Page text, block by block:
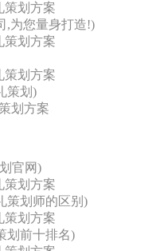
策划方案
,为您量身打造!)
策划方案
策划方案
策划)
划方案
官网)
策划方案
策划师的区别)
策划方案
划前十排名)